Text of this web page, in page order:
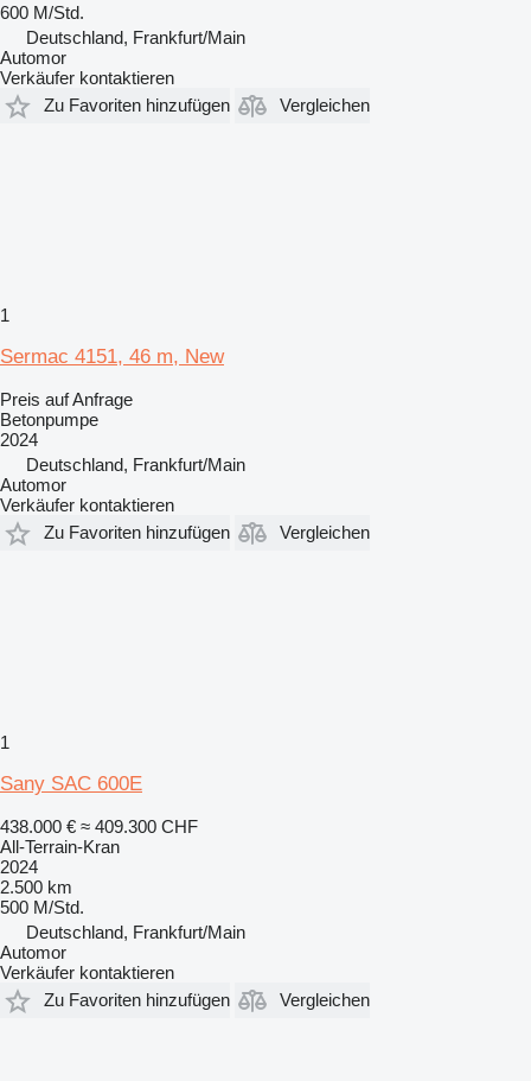
600 M/Std.
Deutschland, Frankfurt/Main
Automor
Verkäufer kontaktieren
Zu Favoriten hinzufügen
Vergleichen
1
Sermac 4151, 46 m, New
Preis auf Anfrage
Betonpumpe
2024
Deutschland, Frankfurt/Main
Automor
Verkäufer kontaktieren
Zu Favoriten hinzufügen
Vergleichen
1
Sany SAC 600E
438.000 € ≈ 409.300 CHF
All-Terrain-Kran
2024
2.500 km
500 M/Std.
Deutschland, Frankfurt/Main
Automor
Verkäufer kontaktieren
Zu Favoriten hinzufügen
Vergleichen